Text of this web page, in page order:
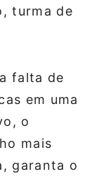
turma de
falta de
em uma
o
mais
garanta o